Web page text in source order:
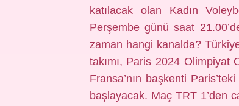
katılacak olan Kadın
Perşembe günü saat
zaman hangi kanalda?
takımı, Paris 2024 Olimpiyat
Fransa’nın başkenti
başlayacak. Maç TRT 1’den